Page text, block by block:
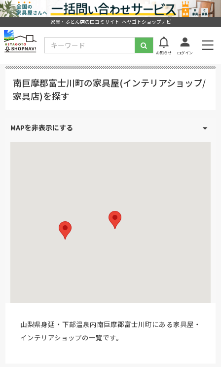
家具・ふとん店の口コミサイト ヘヤゴトショップナビ
お知らせ ログイン
南巨摩郡富士川町の家具屋(インテリアショップ/
家具店)を探す
山梨県身延・下部温泉内南巨摩郡富士川町にある家具屋・
インテリアショップの一覧です。